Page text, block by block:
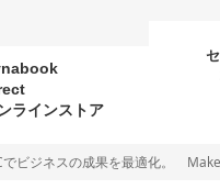
ラインストア
でビジネスの成果を最適化。